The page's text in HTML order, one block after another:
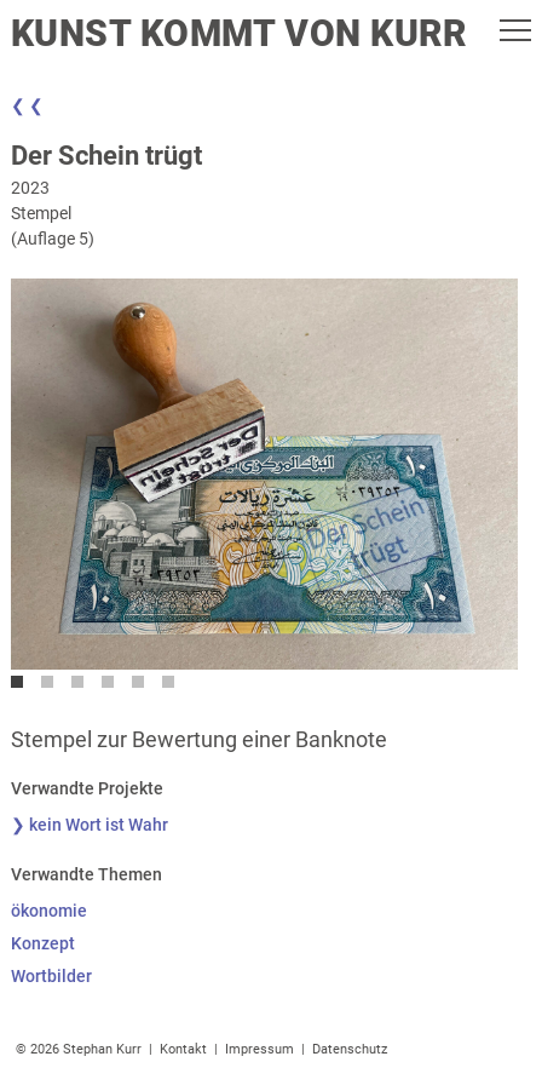
KUNST KOMMT VON KURR
❮ ❮
Der Schein trügt
2023
Stempel
(Auflage 5)
Stempel zur Bewertung einer Banknote
Verwandte Projekte
❯ kein Wort ist Wahr
Verwandte Themen
ökonomie
Konzept
Wortbilder
© 2026 Stephan Kurr | Kontakt | Impressum | Datenschutz